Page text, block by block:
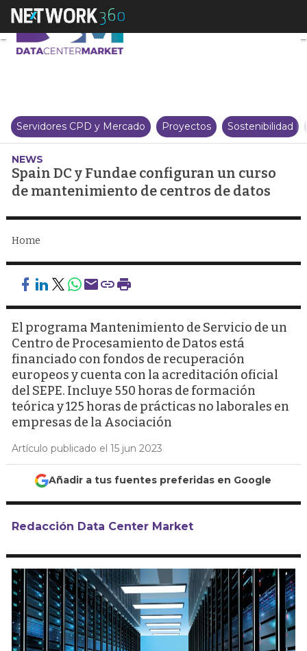
Spain DC y Fundae
Servidores CPD y Mercado Proyectos Sostenibilidad
NEWS
Spain DC y Fundae configuran un curso
de mantenimiento de centros de datos
Home
El programa Mantenimiento de Servicio de un
Centro de Procesamiento de Datos está
financiado con fondos de recuperación
europeos y cuenta con la acreditación oficial
del SEPE. Incluye 550 horas de formación
teórica y 125 horas de prácticas no laborales en
empresas de la Asociación
Artículo publicado el 15 jun 2023
Añadir a tus fuentes preferidas en Google
Redacción Data Center Market